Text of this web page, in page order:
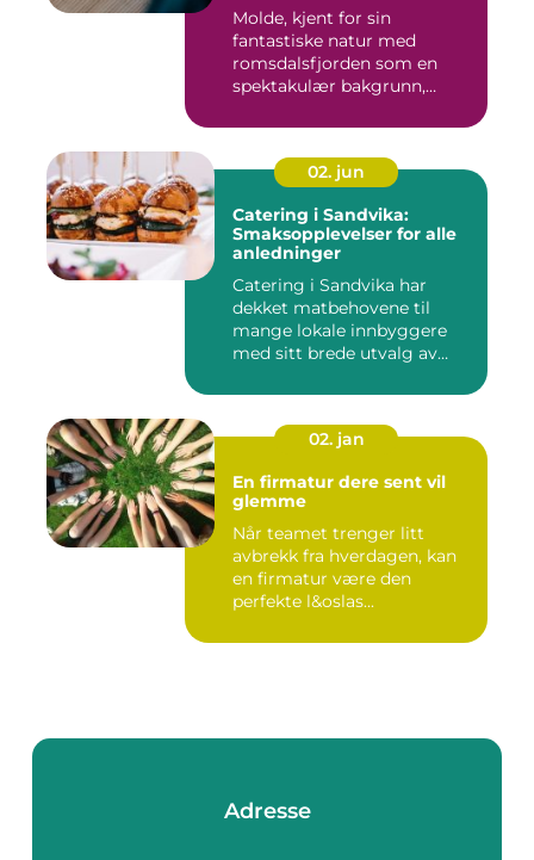
Molde, kjent for sin
fantastiske natur med
romsdalsfjorden som en
spektakulær bakgrunn,
02. jun
Catering i Sandvika:
Smaksopplevelser for alle
anledninger
Catering i Sandvika har
dekket matbehovene til
mange lokale innbyggere
med sitt brede utvalg av
02. jan
En firmatur dere sent vil
glemme
Når teamet trenger litt
avbrekk fra hverdagen, kan
en firmatur være den
perfekte l&oslas...
Adresse